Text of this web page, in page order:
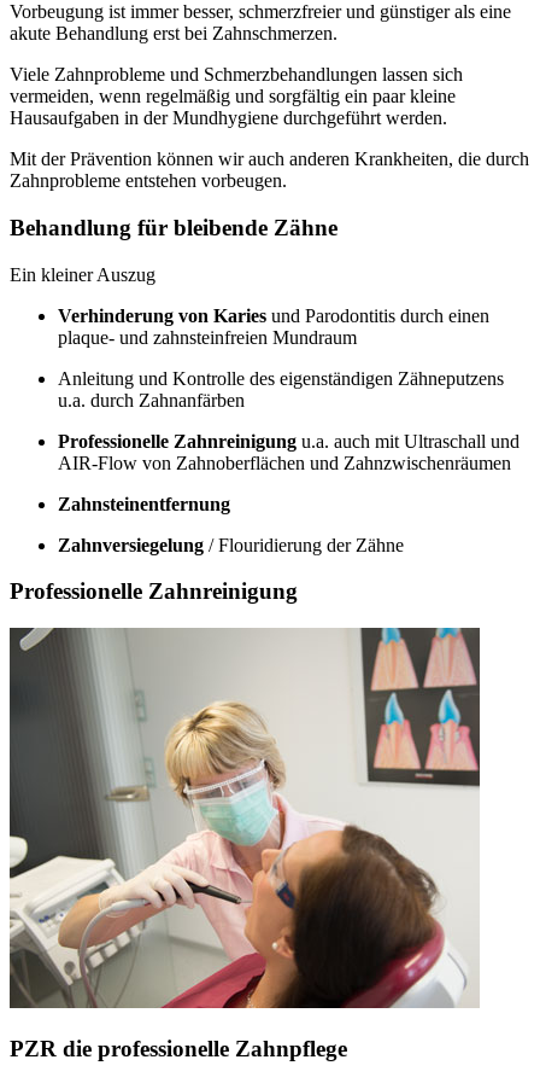
Vorbeugung ist immer besser, schmerzfreier und günstiger als eine
akute Behandlung erst bei Zahnschmerzen.
Viele Zahnprobleme und Schmerzbehandlungen lassen sich
vermeiden, wenn regelmäßig und sorgfältig ein paar kleine
Hausaufgaben in der Mundhygiene durchgeführt werden.
Mit der Prävention können wir auch anderen Krankheiten, die durch
Zahnprobleme entstehen vorbeugen.
Behandlung für bleibende Zähne
Ein kleiner Auszug
Verhinderung von Karies und Parodontitis durch einen
plaque- und zahnsteinfreien Mundraum
Anleitung und Kontrolle des eigenständigen Zähneputzens
u.a. durch Zahnanfärben
Professionelle Zahnreinigung u.a. auch mit Ultraschall und
AIR-Flow von Zahnoberflächen und Zahnzwischenräumen
Zahnsteinentfernung
Zahnversiegelung / Flouridierung der Zähne
Professionelle Zahnreinigung
PZR die professionelle Zahnpflege